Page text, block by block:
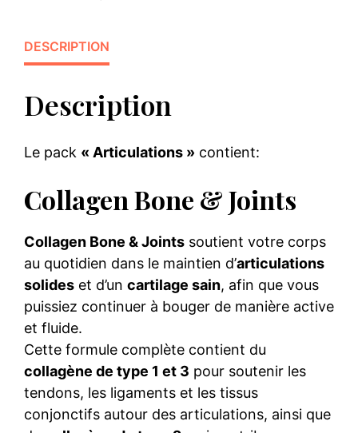
DESCRIPTION
Description
Le pack « Articulations » contient:
Collagen Bone & Joints
Collagen Bone & Joints soutient votre corps
au quotidien dans le maintien d’articulations
solides et d’un cartilage sain, afin que vous
puissiez continuer à bouger de manière active
et fluide.
Cette formule complète contient du
collagène de type 1 et 3 pour soutenir les
tendons, les ligaments et les tissus
conjonctifs autour des articulations, ainsi que